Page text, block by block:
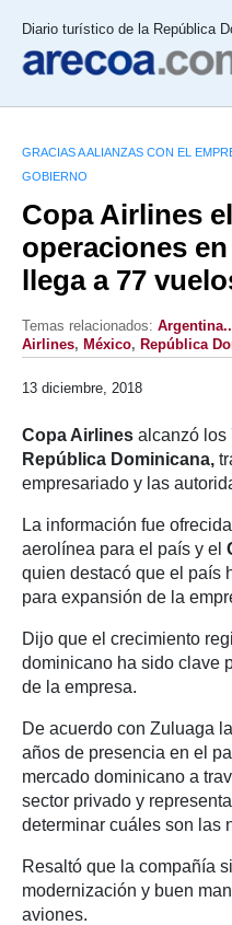
Diario turístico de la República
GRACIAS A ALIANZAS CON EL
GOBIERNO
Copa Airlines
operaciones
llega a 77
Temas relacionados:
Airlines, México, República
13 diciembre, 2018
Copa Airlines alcanzó los
República Dominicana,
empresariado y las
La información fue
aerolínea para el país y el
quien destacó que el país
para expansión de la
Dijo que el crecimiento
dominicano ha sido clave
de la empresa.
De acuerdo con Zuluaga
años de presencia en el
mercado dominicano a
sector privado y
determinar cuáles son las
Resaltó que la compañía
modernización y buen
aviones.